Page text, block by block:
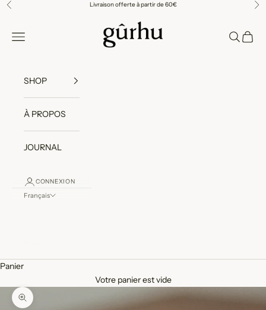
Passer au contenu
Précédent Livraison offerte à partir de 60€
Gûrhu
Menu
Panier
SHOP
À PROPOS
JOURNAL
CONNEXION
Français
Panier
Votre panier est vide
Zoomer sur l'image